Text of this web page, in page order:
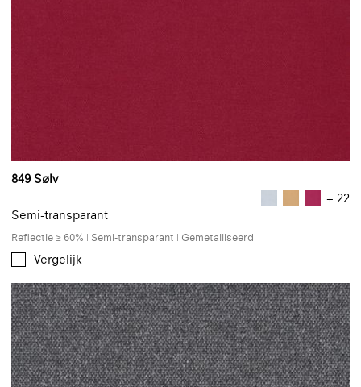
849 Sølv
+ 22
Semi-transparant
Reflectie ≥ 60% | Semi-transparant | Gemetalliseerd
Vergelijk